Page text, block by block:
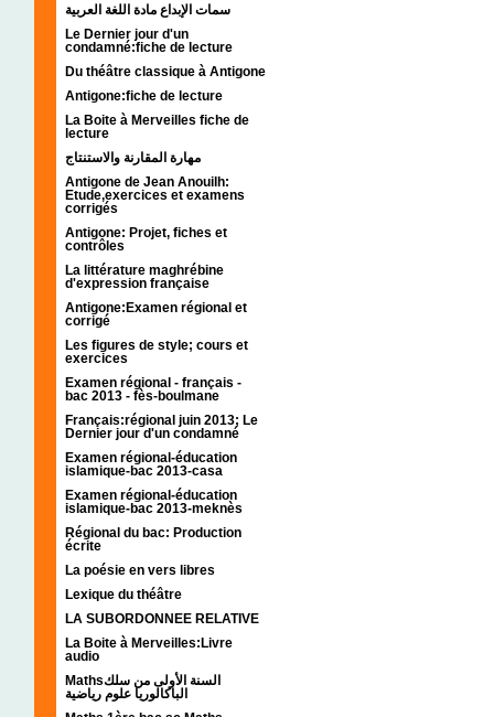
سمات الإبداع مادة اللغة العربية
Le Dernier jour d'un
condamné:fiche de lecture
Du théâtre classique à Antigone
Antigone:fiche de lecture
La Boite à Merveilles fiche de
lecture
مهارة المقارنة والاستنتاج
Antigone de Jean Anouilh:
Etude,exercices et examens
corrigés
Antigone: Projet, fiches et
contrôles
La littérature maghrébine
d'expression française
Antigone:Examen régional et
corrigé
Les figures de style; cours et
exercices
Examen régional - français -
bac 2013 - fès-boulmane
Français:régional juin 2013; Le
Dernier jour d'un condamné
Examen régional-éducation
islamique-bac 2013-casa
Examen régional-éducation
islamique-bac 2013-meknès
Régional du bac: Production
écrite
La poésie en vers libres
Lexique du théâtre
LA SUBORDONNEE RELATIVE
La Boite à Merveilles:Livre
audio
Mathsالسنة الأولى من سلك
الباكالوريا علوم رياضية